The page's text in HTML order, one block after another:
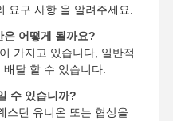
요구 사항 을 알려주세요.
어떻게 될까요?
가지고 있습니다, 일반적
달 할 수 있습니다.
수 있습니까?
스턴 유니온 또는 협상을